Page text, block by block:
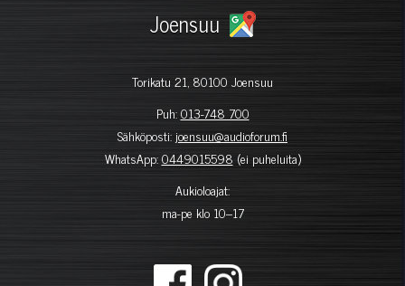
Joensuu
Torikatu 21, 80100 Joensuu
Puh:013-748 700
Sähköposti: joensuu@audioforum.fi
WhatsApp:0449015598 (ei puheluita)
Aukioloajat:
ma-pe klo 10–17